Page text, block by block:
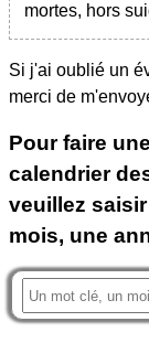
mortes, hors
Si j'ai oublié un
merci de
Pour faire
calendrier
veuillez
mois, une